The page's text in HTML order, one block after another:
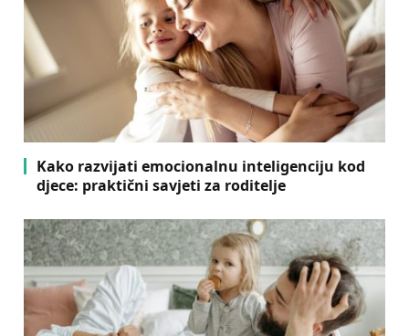
Kako razvijati emocionalnu inteligenciju kod
djece: praktični savjeti za roditelje